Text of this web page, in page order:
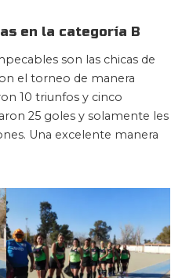
en la categoría B
son las chicas de
el torneo de manera
10 triunfos y cinco
25 goles y solamente les
Una excelente manera